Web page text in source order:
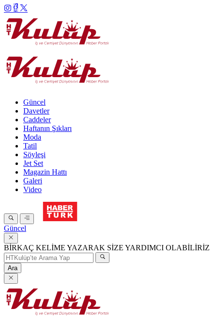
Güncel
Davetler
Caddeler
Haftanın Şıkları
Moda
Tatil
Söyleşi
Jet Set
Magazin Hattı
Galeri
Video
Güncel
BİRKAÇ KELİME YAZARAK SİZE YARDIMCI OLABİLİRİZ
Ara